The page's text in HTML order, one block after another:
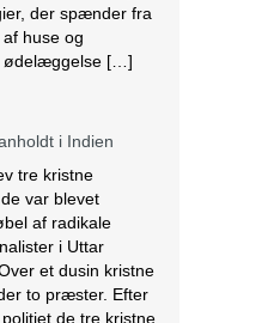
af radikale
i Uttar
et dusin kristne
to præster. Efter
om anti-
lokale kilder brød
personer ind […]
koptisk jul.
Egyptens Koptisk-